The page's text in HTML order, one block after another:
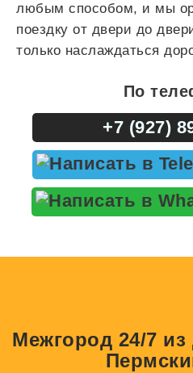
любым способом, и мы
поездку от двери до
только наслаждаться
По
+7 (927)
Межгород 24/7 из